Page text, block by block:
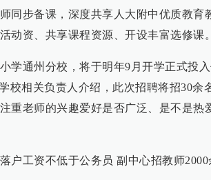
同步备课，深度共享人大附中优质教育
动资、共享课程资源、开设丰富选修课
学通州分校，将于明年9月开学正式投
校相关负责人介绍，此次招聘将招30余
重老师的兴趣爱好是否广泛、是不是热
户工资不低于公务员 副中心招教师2000